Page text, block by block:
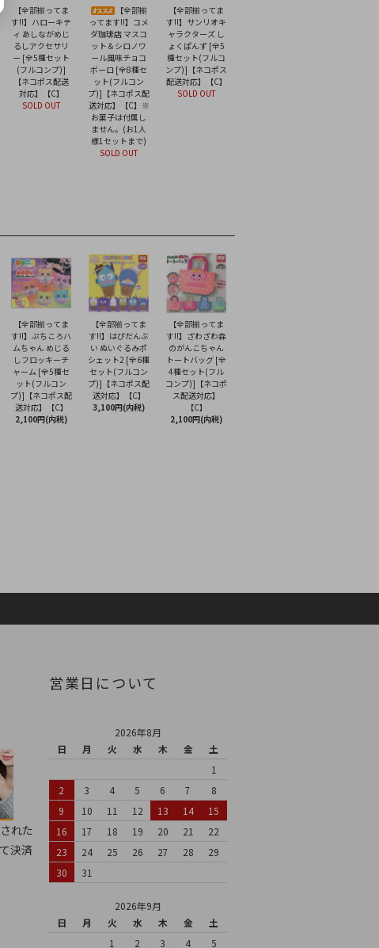
【全部揃ってま
す!!】ハローキテ
ィ あしながめじ
るしアクセサリ
ー [全5種セット
(フルコンプ)]
【ネコポス配送
対応】【C】
SOLD OUT
【全部揃
ってます!!】コメ
ダ珈琲店 マスコ
ット＆シロノワ
ール風味チョコ
ボーロ [全8種セ
ット(フルコン
プ)]【ネコポス配
送対応】【C】※
お菓子は付属し
ません。(お1人
様1セットまで)
SOLD OUT
【全部揃ってま
す!!】サンリオキ
ャラクターズ し
ょくぱんず [全5
種セット(フルコ
ンプ)]【ネコポス
配送対応】【C】
SOLD OUT
【全部揃ってま
す!!】ぷちころハ
ムちゃん めじる
しフロッキーチ
ャーム [全5種セ
ット(フルコン
プ)]【ネコポス配
送対応】【C】
2,100円(内税)
【全部揃ってま
す!!】はぴだんぶ
い ぬいぐるみポ
シェット2 [全6種
セット(フルコン
プ)]【ネコポス配
送対応】【C】
3,100円(内税)
【全部揃ってま
す!!】ざわざわ森
のがんこちゃん
トートバッグ [全
4種セット(フル
コンプ)]【ネコポ
ス配送対応】
【C】
2,100円(内税)
れた
決済
営業日について
2026年8月
日
月 火 水 木 金
土
1
2
3 4 5 6 7
8
9
10 11 12 13 14
15
16
17 18 19 20 21
22
23
24 25 26 27 28
29
30
31
2026年9月
日
月 火 水 木 金
土
1
2 3 4 5